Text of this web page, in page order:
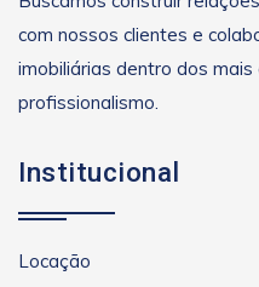
com nossos clientes e
imobiliárias dentro dos
profissionalismo.
Institucional
Locação